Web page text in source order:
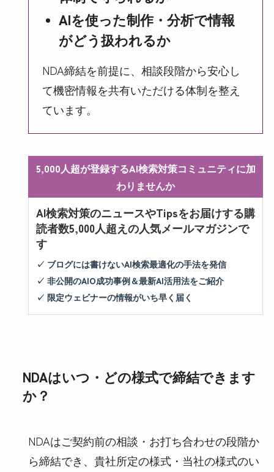
AIを使った制作・分析で情報
がどう扱われるか
NDA締結を前提に、相談段階から安心し
て機密情報を共有いただける体制を整え
ています。
5,000人超が登録するAI検索対策コミュニティに加
わりませんか
AI検索対策のニュースやTipsをお届けする購
読者数5,000人超えの人気メールマガジンで
す
✓ ブログには書けないAI検索最適化の手法を発信
✓ 非公開のAIO成功事例＆最新AI活用法をご紹介
✓ 限定ウェビナーの情報がいち早く届く
NDAはいつ・どの様式で締結できます
か？
NDAはご契約前の相談・お打ち合わせの段階か
ら締結でき、貴社所定の様式・当社の様式のい